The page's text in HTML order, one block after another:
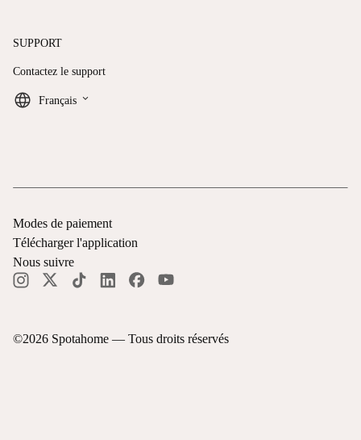
SUPPORT
Contactez le support
Français keyboard_arrow_down
©2026 Spotahome — Tous droits réservés
Modes de paiement
Télécharger l'application
Nous suivre